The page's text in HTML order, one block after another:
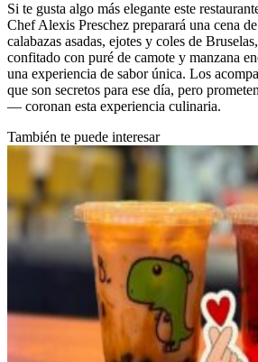
Si te gusta algo más elegante este
Chef Alexis Preschez preparará una cena
calabazas asadas, ejotes y coles de
confitado con puré de camote y manzana
una experiencia de sabor única. Los
que son secretos para ese día, pero
— coronan esta experiencia culinaria.
También te puede interesar